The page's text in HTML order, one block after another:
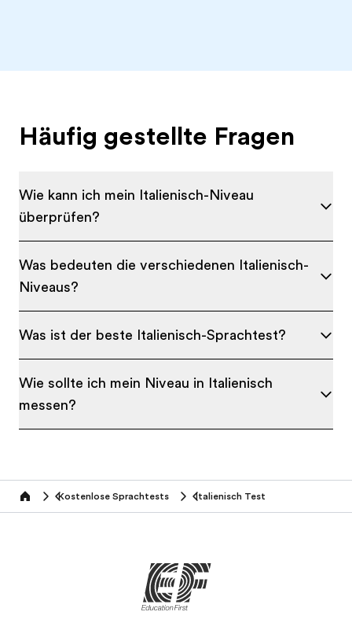
Häufig gestellte Fragen
Wie kann ich mein Italienisch-Niveau
überprüfen?
Was bedeuten die verschiedenen Italienisch-
Niveaus?
Was ist der beste Italienisch-Sprachtest?
Wie sollte ich mein Niveau in Italienisch
messen?
Home Kostenlose Sprachtests Italienisch Test